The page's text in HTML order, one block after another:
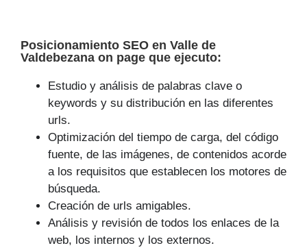
Posicionamiento SEO en Valle de
Valdebezana on page que ejecuto:
Estudio y análisis de palabras clave o
keywords y su distribución en las diferentes
urls.
Optimización del tiempo de carga, del código
fuente, de las imágenes, de contenidos acorde
a los requisitos que establecen los motores de
búsqueda.
Creación de urls amigables.
Análisis y revisión de todos los enlaces de la
web, los internos y los externos.